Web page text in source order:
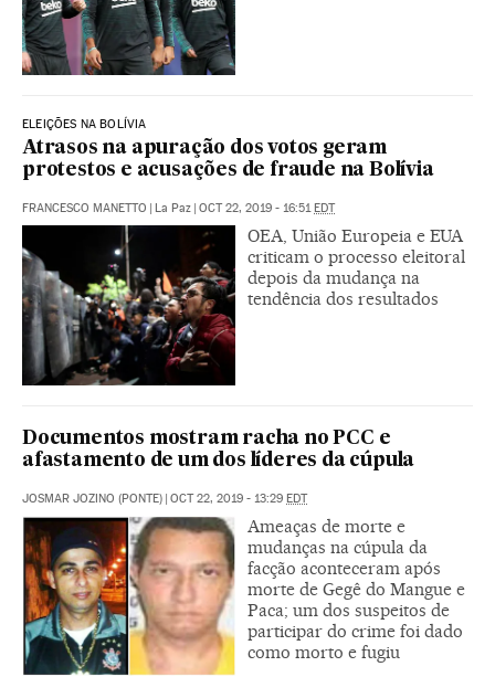
ELEIÇÕES NA BOLÍVIA
Atrasos na apuração dos votos geram
protestos e acusações de fraude na Bolívia
FRANCESCO MANETTO | La Paz | OCT 22, 2019 - 16:51EDT
OEA, União Europeia e EUA
criticam o processo eleitoral
depois da mudança na
tendência dos resultados
Documentos mostram racha no PCC e
afastamento de um dos líderes da cúpula
JOSMAR JOZINO (PONTE) | OCT 22, 2019 - 13:29 EDT
Ameaças de morte e
mudanças na cúpula da
facção aconteceram após
morte de Gegê do Mangue e
Paca; um dos suspeitos de
participar do crime foi dado
como morto e fugiu